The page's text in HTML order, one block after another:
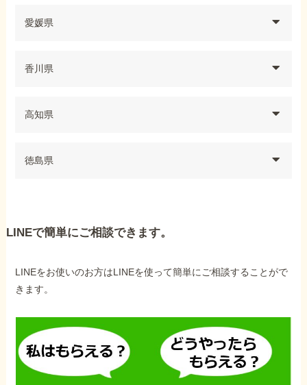
愛媛県
香川県
高知県
徳島県
LINEで簡単にご相談できます。
LINEをお使いのお方はLINEを使って簡単にご相談することがで
きます。